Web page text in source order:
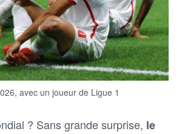
avec un joueur de Ligue 1
? Sans grande surprise, le